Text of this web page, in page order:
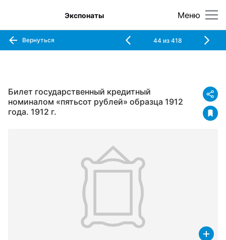
Меню
Экспонаты
Вернуться 44из 418
Билет государственный кредитный
номиналом «пятьсот рублей» образца 1912
года. 1912 г.